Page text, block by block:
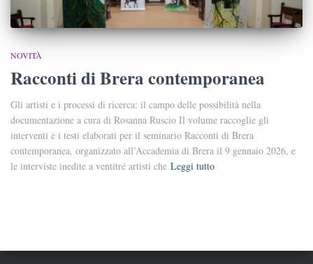
NOVITÀ
Racconti di Brera contemporanea
Gli artisti e i processi di ricerca: il campo delle possibilità nella
documentazione a cura di Rosanna Ruscio Il volume raccoglie gli
interventi e i testi elaborati per il seminario Racconti di Brera
contemporanea, organizzato all’Accademia di Brera il 9 gennaio 2026, e
le interviste inedite a ventitré artisti che Leggi tutto